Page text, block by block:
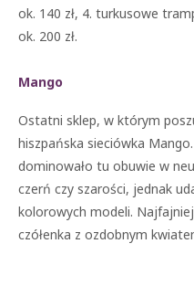
ok. 140 zł, 4. turkusowe
ok. 200 zł.
Mango
Ostatni sklep, w którym
hiszpańska sieciówka
dominowało tu obuwie w
czerń czy szarości, jednak
kolorowych modeli.
czółenka z ozdobnym